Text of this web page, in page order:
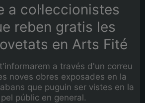
a col·leccionistes
reben gratis les
en Arts Fité
a través d'un correu
noves obres exposades en la
que puguin ser vistes en la
públic en general.